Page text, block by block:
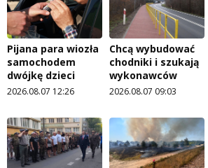
Pijana para wiozła
samochodem
dwójkę dzieci
2026.08.07 12:26
Chcą wybudować
chodniki i szukają
wykonawców
2026.08.07 09:03